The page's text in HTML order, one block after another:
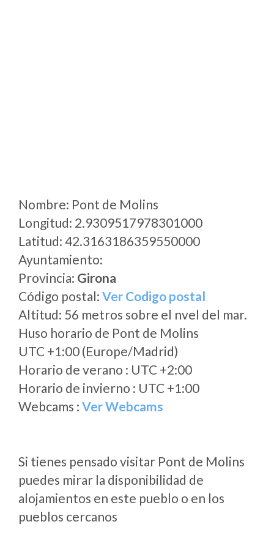
Nombre: Pont de Molins
Longitud: 2.9309517978301000
Latitud: 42.3163186359550000
Ayuntamiento:
Provincia: Girona
Código postal: Ver Codigo postal
Altitud: 56 metros sobre el nvel del mar.
Huso horario de Pont de Molins
UTC +1:00 (Europe/Madrid)
Horario de verano : UTC +2:00
Horario de invierno : UTC +1:00
Webcams : Ver Webcams
Si tienes pensado visitar Pont de Molins
puedes mirar la disponibilidad de
alojamientos en este pueblo o en los
pueblos cercanos